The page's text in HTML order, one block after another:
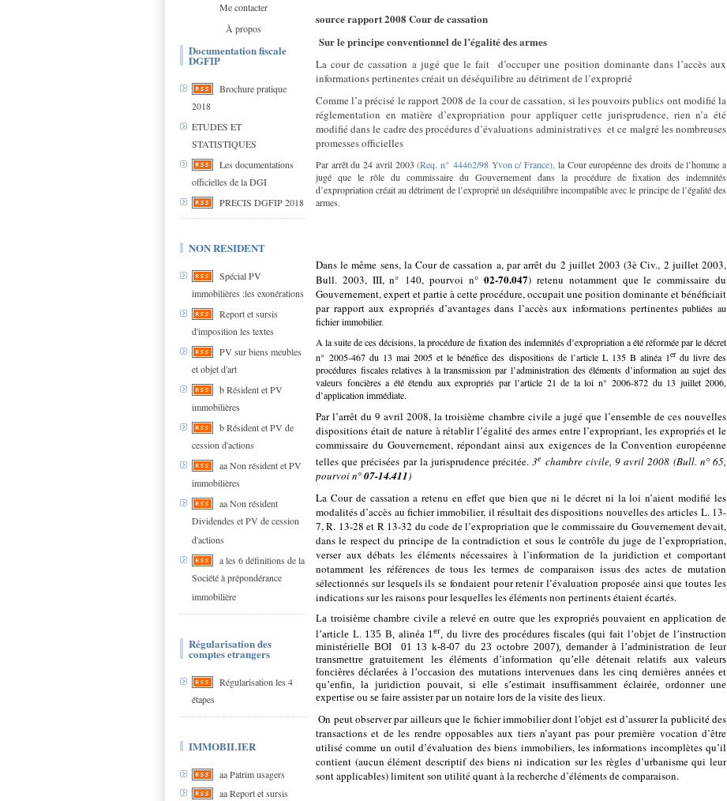
Me contacter
À propos
Documentation fiscale
DGFIP
Brochure pratique
2018
ETUDES ET
STATISTIQUES
Les documentations
officielles de la DGI
PRECIS DGFIP 2018
NON RESIDENT
Spécial PV
immobilières :les exonérations
Report et sursis
d'imposition les textes
PV sur biens meubles
et objet d'art
b Résident et PV
immobilières
b Résident et PV de
cession d'actions
aa Non résident et PV
immobilières
aa Non résident
Dividendes et PV de cession
d'actions
a les 6 définitions de la
Société à prépondérance
immobilière
Régularisation des
comptes etrangers
Régularisation les 4
étapes
IMMOBILIER
aa Patrim usagers
aa Report et sursis
source rapport 2008 Cour de cassation
Sur le principe conventionnel de l’égalité des armes
La cour de cassation a jugé que le fait
d’occuper une position dominante dans l’accès aux
informations pertinentes créait un déséquilibre au détriment de l’exproprié
Comme l’a précisé le rapport 2008 de la cour de cassation, si les pouvoirs publics ont modifié la
réglementation en matière d’expropriation pour appliquer cette jurisprudence, rien n’a été
modifié dans le cadre des procédures d’évaluations administratives et ce malgré les nombreuses
promesses officielles
Par arrêt du 24 avril 2003(Req. n° 44462/98 Yvon c/ France), la Cour européenne des droits de l’homme a
jugé que le rôle du commissaire du Gouvernement dans la procédure de fixation des indemnités
d’expropriation créait au détriment de l’exproprié un déséquilibre incompatible avec le principe de l’égalité des
armes.
Dans le même sens, la Cour de cassation a, par arrêt du 2 juillet 2003 (3è Civ., 2 juillet 2003,
Bull. 2003, III, n° 140, pourvoi n°02-70.047) retenu notamment que le commissaire du
Gouvernement, expert et partie à cette procédure, occupait une position dominante et bénéficiait
par rapport aux expropriés d’avantages dans l’accès aux informations pertinentespubliées au
fichier immobilier.
A la suite de ces décisions, la procédure de fixation des indemnités d’expropriation a été réformée par le décret
n° 2005-467 du 13 mai 2005 et le bénéfice des dispositions de l’article L 135 B alinéa 1erdu livre des
procédures fiscales relatives à la transmission par l’administration des éléments d’information au sujet des
valeurs foncières a été étendu aux expropriés par l’article 21 de la loi n° 2006-872 du 13 juillet 2006,
d’application immédiate.
Par l’arrêt du 9 avril 2008, la troisième chambre civile a jugé que l’ensemble de ces nouvelles
dispositions était de nature à rétablir l’égalité des armes entre l’expropriant, les expropriés et le
commissaire du Gouvernement, répondant ainsi aux exigences de la Convention européenne
telles que précisées par la jurisprudence précitée.3e chambre civile, 9 avril 2008 (Bull. n° 65,
pourvoi n° 07-14.411)
La Cour de cassation a retenu en effet que bien que ni le décret ni la loi n’aient modifié les
modalités d’accès au fichier immobilier, il résultait des dispositions nouvelles des articles L. 13-
7, R. 13-28 et R 13-32 du code de l’expropriation que le commissaire du Gouvernement devait,
dans le respect du principe de la contradiction et sous le contrôle du juge de l’expropriation,
verser aux débats les éléments nécessaires à l’information de la juridiction et comportant
notamment les références de tous les termes de comparaison issus des actes de mutation
sélectionnés sur lesquels ils se fondaient pour retenir l’évaluation proposée ainsi que toutes les
indications sur les raisons pour lesquelles les éléments non pertinents étaient écartés.
La troisième chambre civile a relevé en outre que les expropriés pouvaient en application de
l’article L. 135 B, alinéa 1er
, du livre des procédures fiscales (qui fait l’objet de l’instruction
ministérielle BOI 01 13 k-8-07 du 23 octobre 2007), demander à l’administration de leur
transmettre gratuitement les éléments d’information qu’elle détenait relatifs aux valeurs
foncières déclarées à l’occasion des mutations intervenues dans les cinq dernières années et
qu’enfin, la juridiction pouvait, si elle s’estimait insuffisamment éclairée, ordonner une
expertise ou se faire assister par un notaire lors de la visite des lieux.
On peut observer par ailleurs que le fichier immobilier dont l’objet est d’assurer la publicité des
transactions et de les rendre opposables aux tiers n’ayant pas pour première vocation d’être
utilisé comme un outil d’évaluation des biens immobiliers, les informations incomplètes qu’il
contient (aucun élément descriptif des biens ni indication sur les règles d’urbanisme qui leur
sont applicables) limitent son utilité quant à la recherche d’éléments de comparaison.